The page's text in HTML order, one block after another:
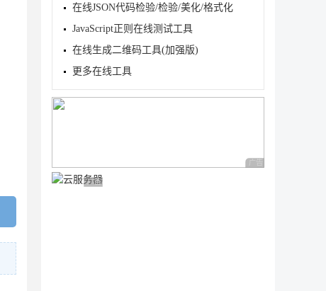
在线JSON代码检验/检验/美化/格式化
JavaScript正则在线测试工具
在线生成二维码工具(加强版)
更多在线工具
广告 商业广告，理性
广告 商业广告，理性选择